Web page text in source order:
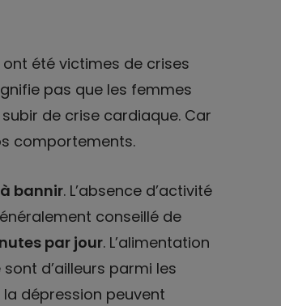
été victimes de crises
pas que les femmes
de crise cardiaque. Car
comportements.
bannir. L’absence d’activité
conseillé de
par jour. L’alimentation
d’ailleurs parmi les
la dépression peuvent